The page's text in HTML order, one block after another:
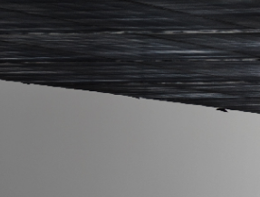
H
Y
U